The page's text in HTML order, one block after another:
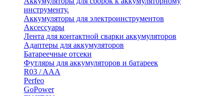
инструменту.
Аккумуляторы для электроинструментов
Аксессуары
Лента для контактной сварки аккумуляторов
Адаптеры для аккумуляторов
Батареечные отсеки
Футляры для аккумуляторов и батареек
R03 / AAA
Perfeo
GoPower